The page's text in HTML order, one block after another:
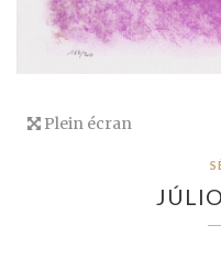
Plein écran